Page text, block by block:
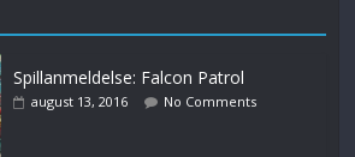
Spillanmeldelse: Falcon Patrol
august 13, 2016 No Comments